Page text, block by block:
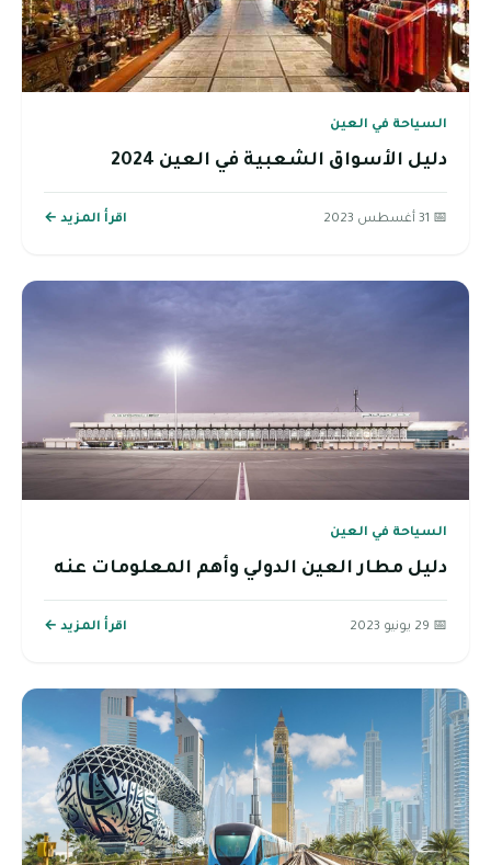
السياحة في العين
دليل الأسواق الشعبية في العين 2024
📅 31 أغسطس 2023 اقرأ المزيد ←
السياحة في العين
دليل مطار العين الدولي وأهم المعلومات عنه
📅 29 يونيو 2023 اقرأ المزيد ←